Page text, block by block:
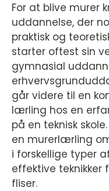
For at blive murer
uddannelse, der
praktisk og
starter oftest sin
gymnasial
går videre til en
lærling hos en
på en teknisk
en murerlærling
i forskellige typer
effektive
fliser.